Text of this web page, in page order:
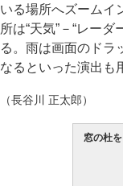
いる場所へズームイ
所は“天気”－“レー
る。雨は画面のドラ
なるといった演出も
（長谷川 正太郎）
窓の杜